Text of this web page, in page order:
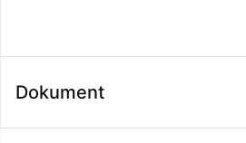
Dokument